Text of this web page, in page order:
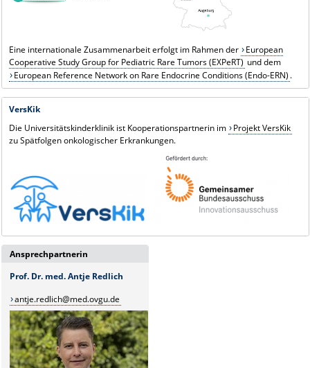
Eine internationale Zusammenarbeit erfolgt im Rahmen der
European
Cooperative Study Group for Pediatric Rare Tumors (EXPeRT) und dem
European Reference Network on Rare Endocrine Conditions (Endo-ERN) .
VersKik
Die Universitätskinderklinik ist Kooperationspartnerin im
Projekt VersKik
zu Spätfolgen onkologischer Erkrankungen.
Ansprechpartnerin
Prof. Dr. med. Antje Redlich
antje.redlich@med.ovgu.de